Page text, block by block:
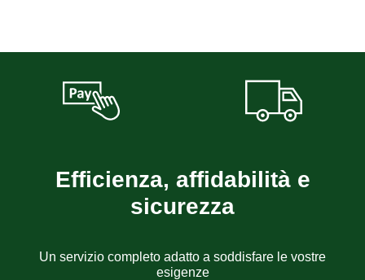
Efficienza, affidabilità e
sicurezza
Un servizio completo adatto a soddisfare le vostre
esigenze